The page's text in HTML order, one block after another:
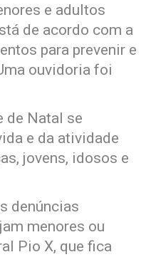
e adultos
de acordo com a
para prevenir e
ouvidoria foi
de Natal se
e da atividade
jovens, idosos e
denúncias
menores ou
Pio X, que fica